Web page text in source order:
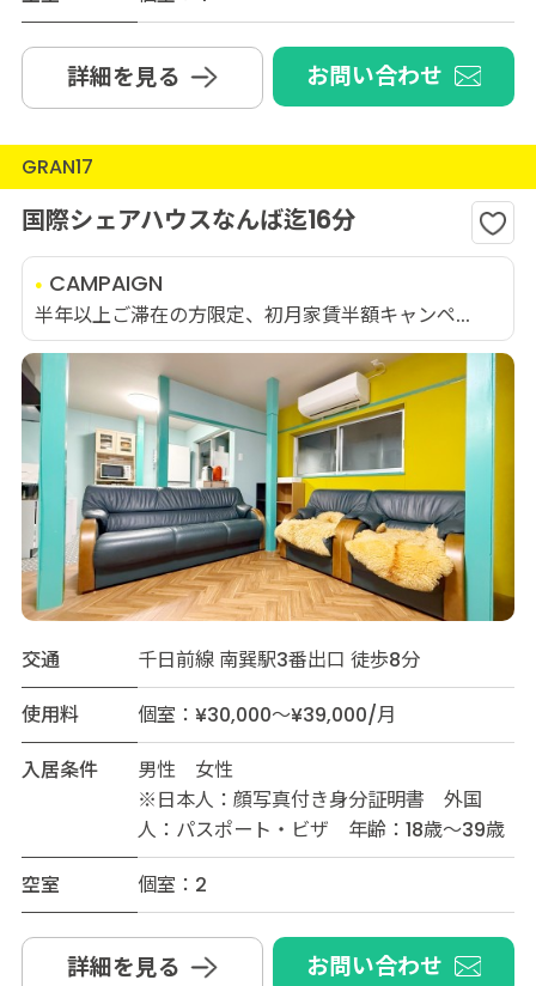
詳細を見る お問い合わせ
GRAN17
国際シェアハウスなんば迄16分
CAMPAIGN
半年以上ご滞在の方限定、初月家賃半額キャンペ...
交通
千日前線 南巽駅3番出口 徒歩8分
使用料
個室：¥30,000～¥39,000/月
入居条件
男性 女性
※日本人：顔写真付き身分証明書 外国
人：パスポート・ビザ 年齢：18歳～39歳
空室
個室：2
詳細を見る お問い合わせ